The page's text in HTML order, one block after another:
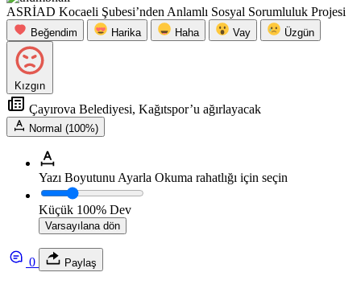
ASRİAD Kocaeli Şubesi’nden Anlamlı Sosyal Sorumluluk Projesi
Beğendim Harika Haha Vay Üzgün
Kızgın
Çayırova Belediyesi, Kağıtspor’u ağırlayacak
Normal (100%)
Yazı Boyutunu Ayarla Okuma rahatlığı için seçin
Küçük 100% Dev
Varsayılana dön
0 Paylaş